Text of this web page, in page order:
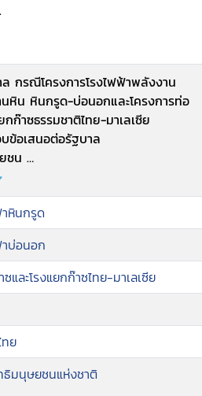
กรณีโครงการโรงไฟฟ้าพลังงาน
หิน หินกรูด-บ่อนอกและโครงการท่อ
กก๊าซธรรมชาติไทย-มาเลเซีย
ข้อเสนอต่อรัฐบาล
ชน
ละภารกิจของคณะกรรมการฯ
นาภูมิภาคและการวางแผนภาค
รณ์
ระทบทางสิ่งแวดล้อม
ดำเนินโครงการทั้ง 3 โครงการ
ะบวนการมีส่วนร่วมในการตัดสินใจ
รับแต่ละกระบวนการในการมีส่วนร่วม
าหินกรูด
าบ่อนอก
และโรงแยกก๊าซไทย-มาเลเซีย
ย
มนุษยชนแห่งชาติ